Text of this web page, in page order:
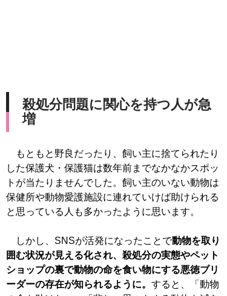
殺処分問題に関心を持つ人が急
増
もともと野良だったり、飼い主に捨てられたり
した保護犬・保護猫は数年前までなかなかスポッ
トが当たりませんでした。飼い主のいない動物は
保健所や動物愛護施設に連れていけば助けられる
と思っている人も多かったように思います。
しかし、SNSが活発になったことで動物を取り
囲む状況が見える化され、殺処分の実態やペット
ショップの裏で動物の命を食い物にする悪徳ブリ
ーダーの存在が知られるように。 すると、「動物